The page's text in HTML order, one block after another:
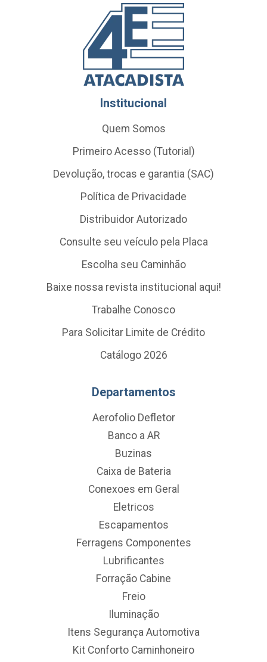
Institucional
Quem Somos
Primeiro Acesso (Tutorial)
Devolução, trocas e garantia (SAC)
Política de Privacidade
Distribuidor Autorizado
Consulte seu veículo pela Placa
Escolha seu Caminhão
Baixe nossa revista institucional aqui!
Trabalhe Conosco
Para Solicitar Limite de Crédito
Catálogo 2026
Departamentos
Aerofolio Defletor
Banco a AR
Buzinas
Caixa de Bateria
Conexoes em Geral
Eletricos
Escapamentos
Ferragens Componentes
Lubrificantes
Forração Cabine
Freio
Iluminação
Itens Segurança Automotiva
Kit Conforto Caminhoneiro